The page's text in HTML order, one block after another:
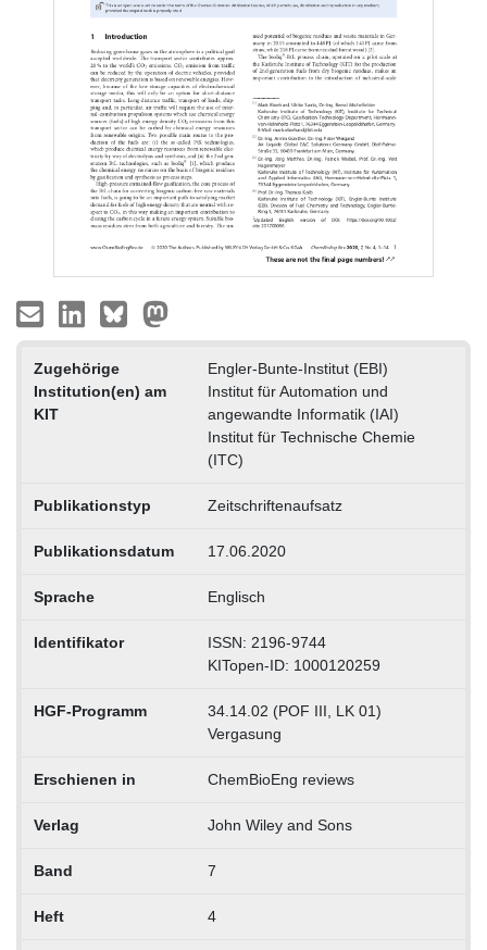
Zugehörige
Institution(en) am
KIT
Engler-Bunte-Institut (EBI)
Institut für Automation und
angewandte Informatik (IAI)
Institut für Technische Chemie
(ITC)
Publikationstyp Zeitschriftenaufsatz
Publikationsdatum 17.06.2020
Sprache Englisch
Identifikator
ISSN: 2196-9744
KITopen-ID: 1000120259
HGF-Programm
34.14.02 (POF III, LK 01)
Vergasung
Erschienen in ChemBioEng reviews
Verlag John Wiley and Sons
Band 7
Heft 4